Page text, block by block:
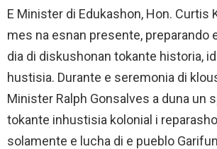
E Minister di Edukashon, Hon. Curtis
mes na esnan presente, preparando
dia di diskushonan tokante historia,
hustisia. Durante e seremonia di
Minister Ralph Gonsalves a duna un
tokante inhustisia kolonial i
solamente e lucha di e pueblo